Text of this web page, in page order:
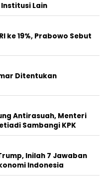
Lain
ke 19%, Prabowo Sebut
Ditentukan
Antirasuah, Menteri
Sambangi KPK
Inilah 7 Jawaban
Indonesia